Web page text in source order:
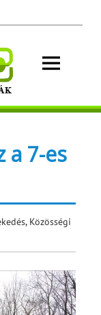
a 7-es
, Közösségi